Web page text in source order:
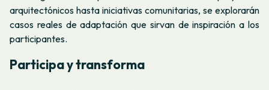
arquitectónicos hasta iniciativas comunitarias, se explorarán
casos reales de adaptación que sirvan de inspiración a los
participantes.
Participa y transforma